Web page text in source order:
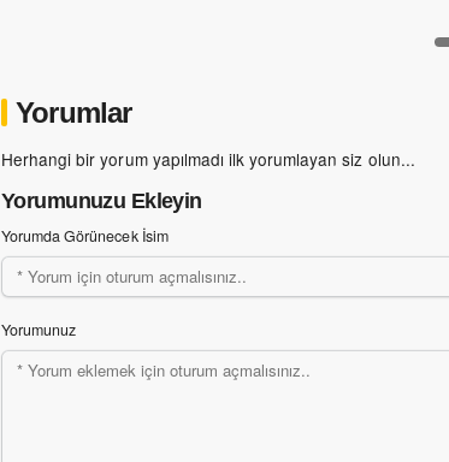
Yorumlar
Herhangi bir yorum yapılmadı ilk yorumlayan siz olun...
Yorumunuzu Ekleyin
Yorumda Görünecek İsim
Yorumunuz